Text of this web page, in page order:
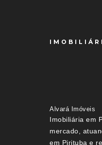
Alvará Imóveis
Imobiliária em
mercado,
em Pirituba e